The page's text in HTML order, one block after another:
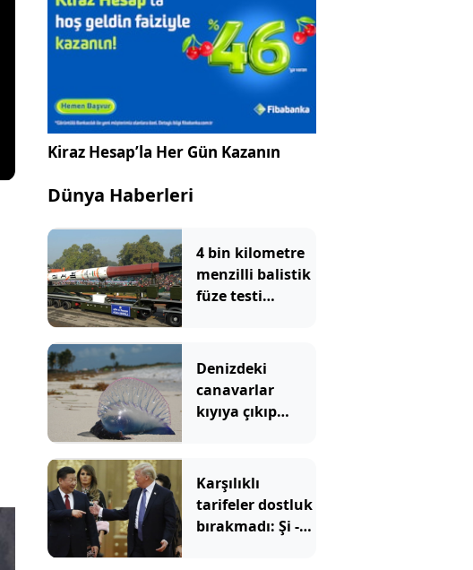
Kiraz Hesap’la Her Gün Kazanın
Dünya Haberleri
4 bin kilometre
menzilli balistik
füze testi
Denizdeki
canavarlar
kıyıya çıkıp
başladı
Karşılıklı
tarifeler dostluk
bırakmadı: Şi -